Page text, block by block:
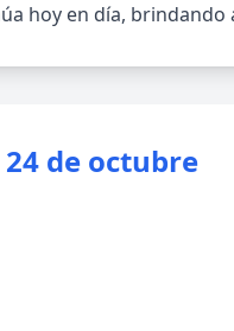
hoy en día,
de octubre